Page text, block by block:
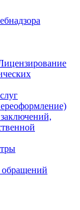
обращений